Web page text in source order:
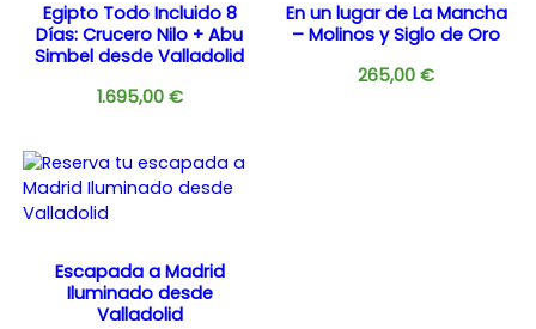
Egipto Todo Incluido 8
Días: Crucero Nilo + Abu
Simbel desde Valladolid
1.695,00 €
En un lugar de La Mancha
– Molinos y Siglo de Oro
265,00€
Escapada a Madrid
Iluminado desde
Valladolid